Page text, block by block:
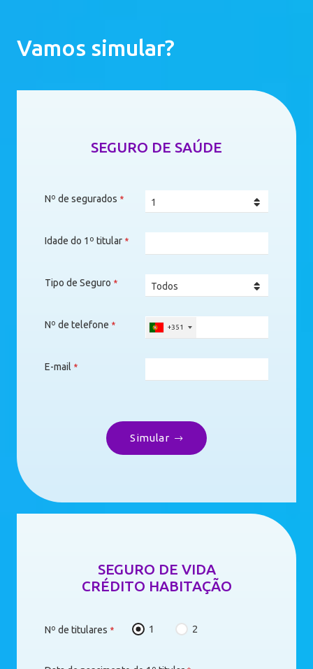
Vamos simular?
SEGURO DE SAÚDE
Nº de segurados *
Idade do 1º titular *
Tipo de Seguro *
Nº de telefone * +351
E-mail *
Simular
SEGURO DE VIDA
CRÉDITO HABITAÇÃO
Nº de titulares * 1 2